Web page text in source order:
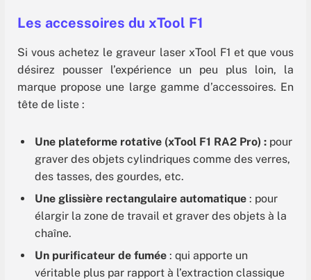
Les accessoires du xTool F1
Si vous achetez le graveur laser xTool F1 et que vous
désirez pousser l’expérience un peu plus loin, la
marque propose une large gamme d’accessoires. En
tête de liste :
Une plateforme rotative (xTool F1 RA2 Pro) : pour
graver des objets cylindriques comme des verres,
des tasses, des gourdes, etc.
Une glissière rectangulaire automatique : pour
élargir la zone de travail et graver des objets à la
chaîne.
Un purificateur de fumée : qui apporte un
véritable plus par rapport à l’extraction classique